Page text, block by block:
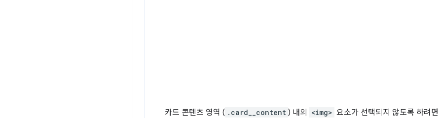
카드 콘텐츠 영역 ( .card__content ) 내의 <img> 요소가 선택되지 않도록 하려면